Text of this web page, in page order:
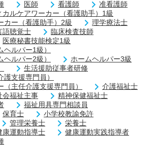
医師 看護師
准看護師
カルケアワーカー（看護助手）1級
カー（看護助手）2級
理学療法士
語聴覚士
臨床検査技師
医療秘書技能検定1級
ルパー1級）
ルパー2級）
ホームヘルパー3級
生活援助従事者研修
支援専門員）
（主任介護支援専門員）
介護福祉士
会福祉主事
精神保健福祉士
福祉用具専門相談員
保育士
小学校教諭免許
管理栄養士
栄養士
康運動指導士
健康運動実践指導者